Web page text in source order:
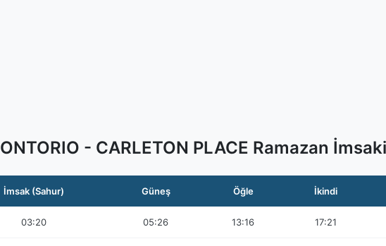
ONTORIO - CARLETON PLACE Ramazan
İmsak (Sahur) Güneş Öğle İkindi
03:20 05:26 13:16 17:21